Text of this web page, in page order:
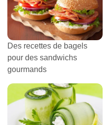
Des recettes de bagels
pour des sandwichs
gourmands